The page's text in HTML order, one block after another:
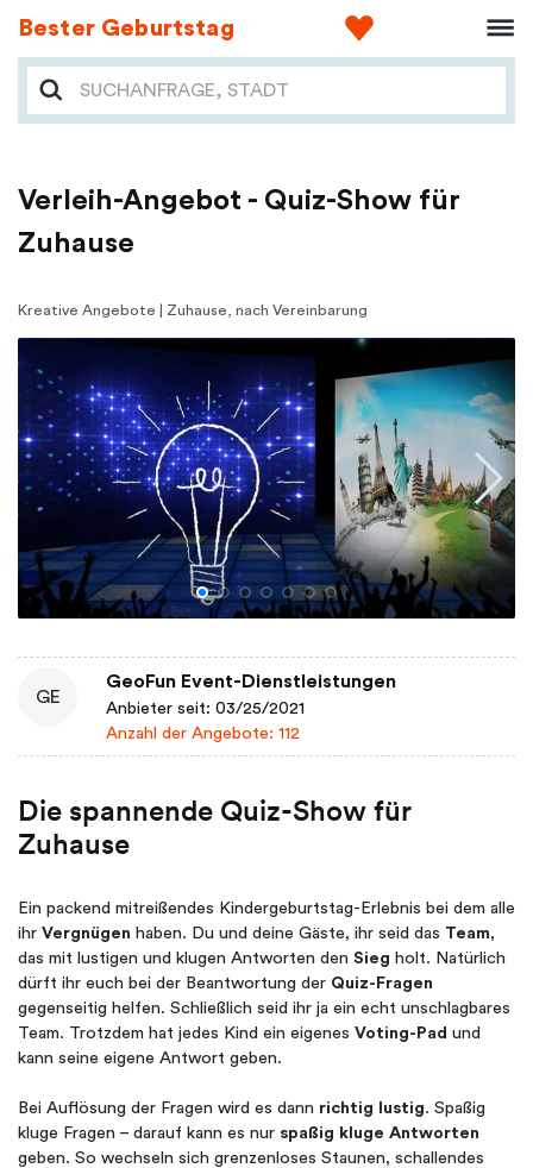
Bester Geburtstag
Verleih-Angebot - Quiz-Show für
Zuhause
Kreative Angebote | Zuhause, nach Vereinbarung
GE
GeoFun Event-Dienstleistungen
Anbieter seit: 03/25/2021
Anzahl der Angebote: 112
Die spannende Quiz-Show für
Zuhause
Ein packend mitreißendes Kindergeburtstag-Erlebnis bei dem alle
ihr Vergnügen haben. Du und deine Gäste, ihr seid das Team,
das mit lustigen und klugen Antworten den Sieg holt. Natürlich
dürft ihr euch bei der Beantwortung der Quiz-Fragen
gegenseitig helfen. Schließlich seid ihr ja ein echt unschlagbares
Team. Trotzdem hat jedes Kind ein eigenes Voting-Pad und
kann seine eigene Antwort geben.
Bei Auflösung der Fragen wird es dann richtig lustig. Spaßig
kluge Fragen – darauf kann es nur spaßig kluge Antworten
geben. So wechseln sich grenzenloses Staunen, schallendes